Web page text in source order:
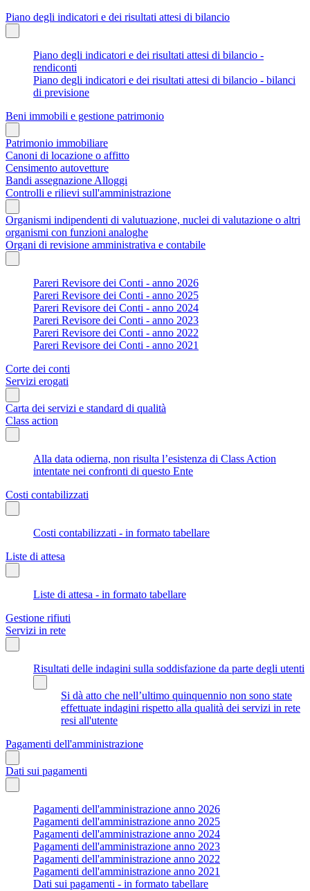
Piano degli indicatori e dei risultati attesi di bilancio
Piano degli indicatori e dei risultati attesi di bilancio -
rendiconti
Piano degli indicatori e dei risultati attesi di bilancio - bilanci
di previsione
Beni immobili e gestione patrimonio
Patrimonio immobiliare
Canoni di locazione o affitto
Censimento autovetture
Bandi assegnazione Alloggi
Controlli e rilievi sull'amministrazione
Organismi indipendenti di valutuazione, nuclei di valutazione o altri
organismi con funzioni analoghe
Organi di revisione amministrativa e contabile
Pareri Revisore dei Conti - anno 2026
Pareri Revisore dei Conti - anno 2025
Pareri Revisore dei Conti - anno 2024
Pareri Revisore dei Conti - anno 2023
Pareri Revisore dei Conti - anno 2022
Pareri Revisore dei Conti - anno 2021
Corte dei conti
Servizi erogati
Carta dei servizi e standard di qualità
Class action
Alla data odierna, non risulta l’esistenza di Class Action
intentate nei confronti di questo Ente
Costi contabilizzati
Costi contabilizzati - in formato tabellare
Liste di attesa
Liste di attesa - in formato tabellare
Gestione rifiuti
Servizi in rete
Risultati delle indagini sulla soddisfazione da parte degli utenti
Si dà atto che nell’ultimo quinquennio non sono state
effettuate indagini rispetto alla qualità dei servizi in rete
resi all'utente
Pagamenti dell'amministrazione
Dati sui pagamenti
Pagamenti dell'amministrazione anno 2026
Pagamenti dell'amministrazione anno 2025
Pagamenti dell'amministrazione anno 2024
Pagamenti dell'amministrazione anno 2023
Pagamenti dell'amministrazione anno 2022
Pagamenti dell'amministrazione anno 2021
Dati sui pagamenti - in formato tabellare